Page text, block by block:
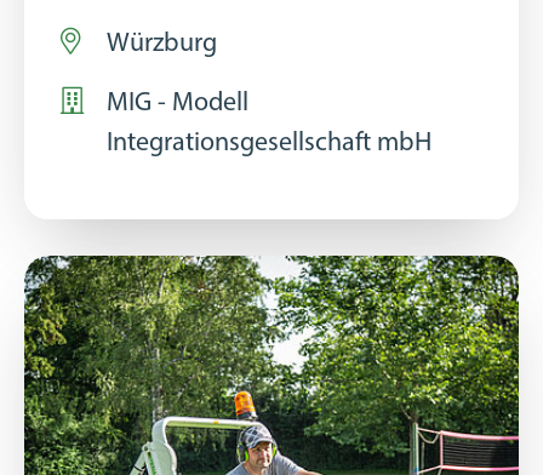
Würzburg
MIG - Modell
Integrationsgesellschaft mbH